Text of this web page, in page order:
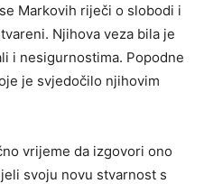
Markovih riječi o slobodi i
Njihova veza bila je
i nesigurnostima. Popodne
je svjedočilo njihovim
vrijeme da izgovori ono
svoju novu stvarnost s